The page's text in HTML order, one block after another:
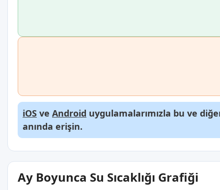
iOS ve Android uygulamalarımızla bu ve
anında erişin.
Ay Boyunca Su Sıcaklığı Grafiği